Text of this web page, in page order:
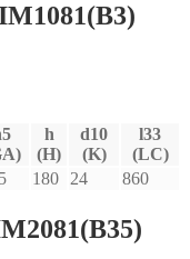
h
(H)
d10
(K)
l33
(LC)
180 24 860